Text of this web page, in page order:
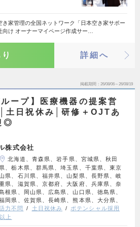
き家管理の全国ネットワーク「日本空き家サポー
け オーナーマイページ作成サー…
詳細へ
掲載期間 26/08/06～26/08/19
ループ】医療機器の提案営
土日祝休み│研修＋OJTあ
◎
株式会社
北海道、青森県、岩手県、宮城県、秋田
、栃木県、群馬県、埼玉県、千葉県、東京
県、石川県、福井県、山梨県、長野県、岐
県、滋賀県、京都府、大阪府、兵庫県、奈
根県、岡山県、広島県、山口県、徳島県、
岡県、佐賀県、長崎県、熊本県、大分県、
力不問 土日祝休み
ポテンシャル採用
上